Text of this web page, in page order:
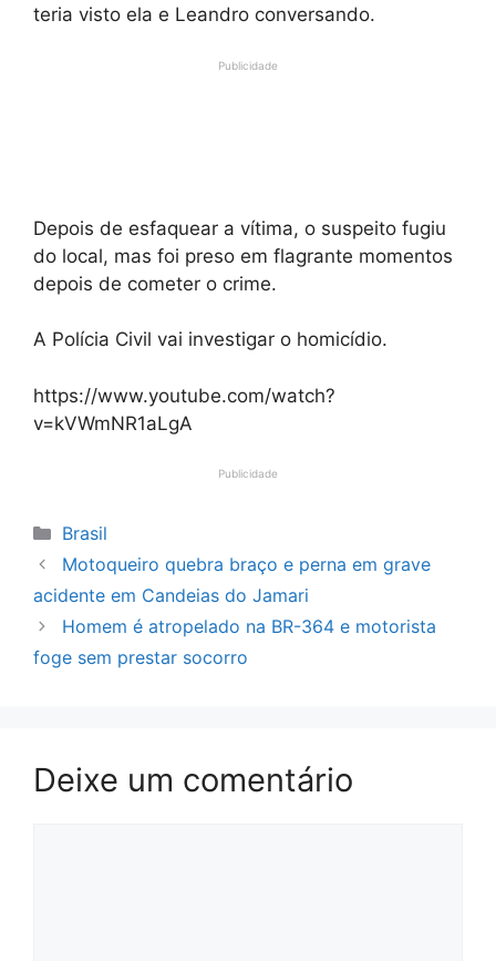
teria visto ela e Leandro conversando.
Publicidade
Depois de esfaquear a vítima, o suspeito fugiu
do local, mas foi preso em flagrante momentos
depois de cometer o crime.
A Polícia Civil vai investigar o homicídio.
https://www.youtube.com/watch?
v=kVWmNR1aLgA
Publicidade
Categorias
Brasil
Motoqueiro quebra braço e perna em grave
acidente em Candeias do Jamari
Homem é atropelado na BR-364 e motorista
foge sem prestar socorro
Deixe um comentário